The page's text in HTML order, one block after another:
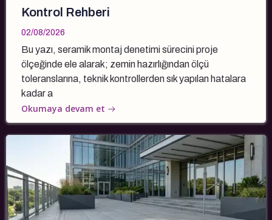
Kontrol Rehberi
02/08/2026
Bu yazı, seramik montaj denetimi sürecini proje
ölçeğinde ele alarak; zemin hazırlığından ölçü
toleranslarına, teknik kontrollerden sık yapılan hatalara
kadar a
Okumaya devam et